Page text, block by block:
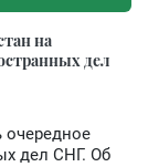
на
дел
очередное
дел СНГ. Об